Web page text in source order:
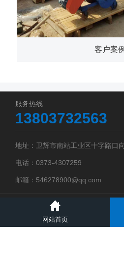
服务热线
13803732563
地址：卫辉市南站工业区十字路口
电话：0373-4307259
邮箱：546278900@qq.com
版权所有 金大地良种科研机械设备厂
网站首页